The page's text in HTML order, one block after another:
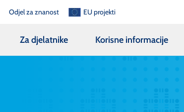
Odjel za znanost EU projekti
Za djelatnike Korisne informacije